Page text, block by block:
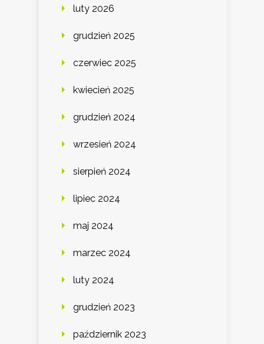
luty 2026
grudzień 2025
czerwiec 2025
kwiecień 2025
grudzień 2024
wrzesień 2024
sierpień 2024
lipiec 2024
maj 2024
marzec 2024
luty 2024
grudzień 2023
październik 2023